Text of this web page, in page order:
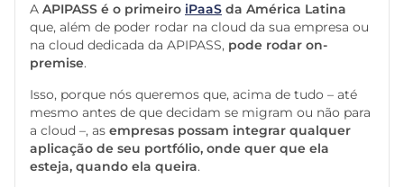
A APIPASS é o primeiro iPaaS da América Latina
que, além de poder rodar na cloud da sua empresa ou
na cloud dedicada da APIPASS, pode rodar on-
premise.
Isso, porque nós queremos que, acima de tudo – até
mesmo antes de que decidam se migram ou não para
a cloud –, as empresas possam integrar qualquer
aplicação de seu portfólio, onde quer que ela
esteja, quando ela queira.